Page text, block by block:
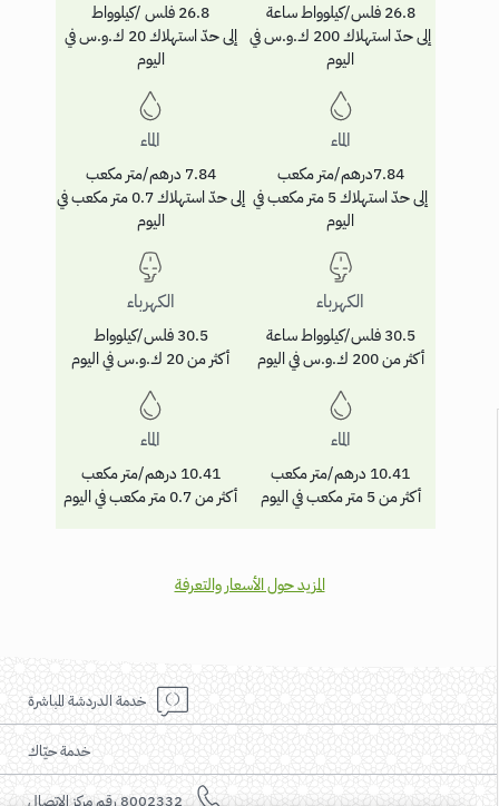
26.8 فلس/كيلوواط ساعة
إلى حدّ استهلاك 200 ك.و.س في
اليوم
الماء
7.84درهم/متر مكعب
إلى حدّ استهلاك 5 متر مكعب في
اليوم
الكهرباء
30.5 فلس/كيلوواط ساعة
أكثر من 200 ك.و.س في اليوم
الماء
10.41 درهم/متر مكعب
أكثر من 5 متر مكعب في اليوم
26.8 فلس /كيلوواط
إلى حدّ استهلاك 20 ك.و.س في
اليوم
الماء
7.84 درهم/متر مكعب
إلى حدّ استهلاك 0.7 متر مكعب في
اليوم
الكهرباء
30.5 فلس/كيلوواط
أكثر من 20 ك.و.س في اليوم
الماء
10.41 درهم/متر مكعب
أكثر من 0.7 متر مكعب في اليوم
المزيد حول الأسعار والتعرفة
خدمة الدردشة المباشرة
خدمة حيّاك
8002332 رقم مركز الإتصال